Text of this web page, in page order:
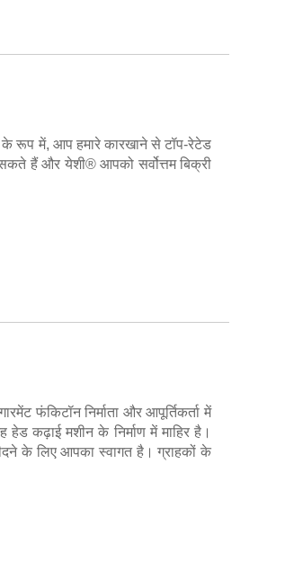
के रूप में, आप हमारे कारखाने से टॉप-रेटेड
हैं और येशी® आपको सर्वोत्तम बिक्री
फंकिटॉन निर्माता और आपूर्तिकर्ता में
कढ़ाई मशीन के निर्माण में माहिर है।
के लिए आपका स्वागत है। ग्राहकों के